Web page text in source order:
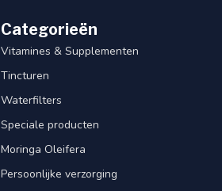
Categorieën
Vitamines & Supplementen
Tincturen
Waterfilters
Speciale producten
Moringa Oleifera
Persoonlijke verzorging